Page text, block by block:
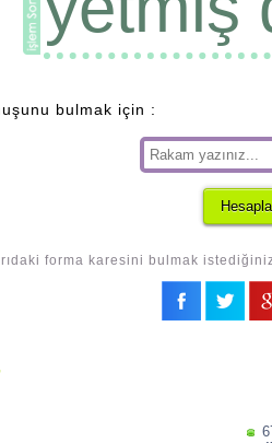
bulmak için :
forma karesini bulmak